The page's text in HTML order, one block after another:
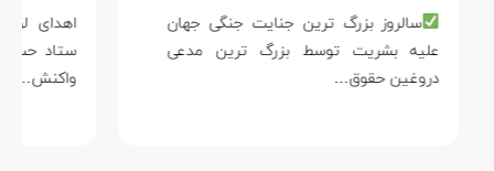
سالروز بزرگ ترین جنایت جنگی جهان
علیه بشریت توسط بزرگ ترین مدعی
دروغین حقوق…
واکنش…